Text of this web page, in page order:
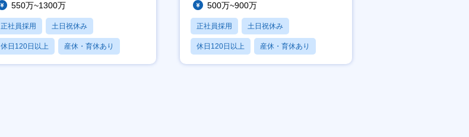
550万~1300万
正社員採用 土日祝休み
休日120日以上 産休・育休あり
賞与あり
500万~900万
正社員採用 土日祝休み
休日120日以上 産休・育休あり
賞与あり